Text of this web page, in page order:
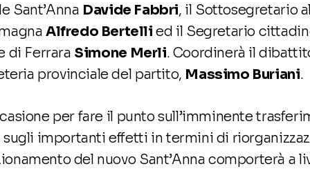
Sant’Anna Davide Fabbri, il Sottosegretario
Alfredo Bertelli ed il Segretario
di Ferrara Simone Merli. Coordinerà il
provinciale del partito, Massimo Buriani.
per fare il punto sull’imminente
sugli importanti effetti in termini di
del nuovo Sant’Anna comporterà a